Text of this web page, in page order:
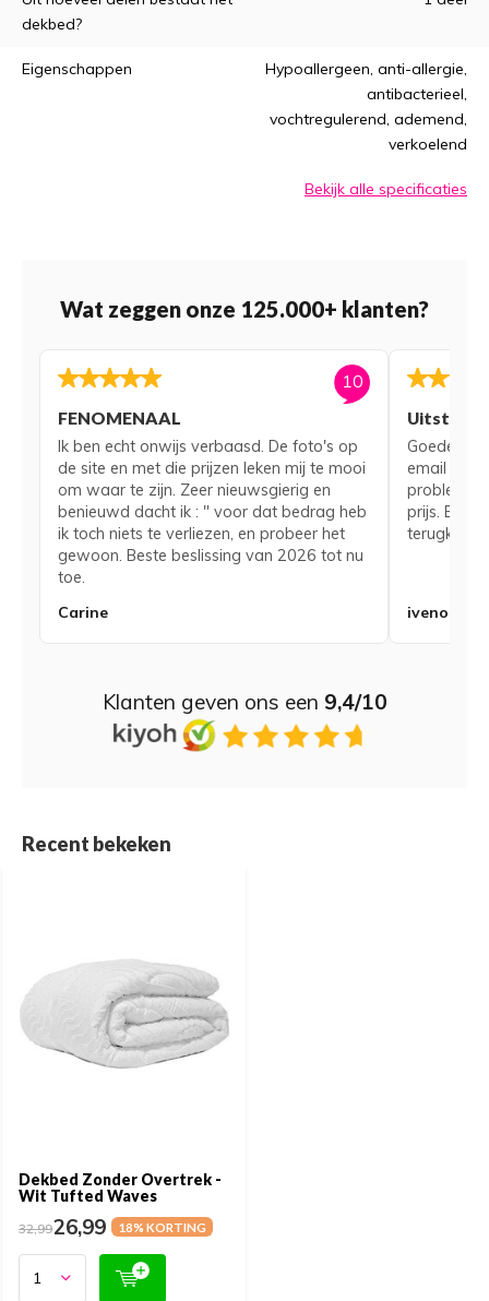
dekbed?
Eigenschappen
Hypoallergeen, anti-allergie,
antibacterieel,
vochtregulerend, ademend,
verkoelend
Bekijk alle specificaties
Wat zeggen onze 125.000+ klanten?
10
FENOMENAAL
Ik ben echt onwijs verbaasd. De foto's op
de site en met die prijzen leken mij te mooi
om waar te zijn. Zeer nieuwsgierig en
benieuwd dacht ik : " voor dat bedrag heb
ik toch niets te verliezen, en probeer het
gewoon. Beste beslissing van 2026 tot nu
toe.
Carine
Goede
email voor
probleem
prijs. Bij
iveno
Klanten geven ons een 9,4/10
Recent bekeken
Dekbed Zonder Overtrek -
Wit Tufted Waves
32,9926,99 18% KORTING